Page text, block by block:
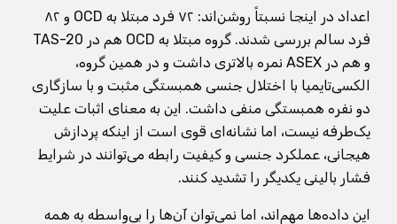
اعداد در اینجا نسبتاً روشن‌اند: ۷۲ فرد مبتلا به OCD و ۸۲
فرد سالم بررسی شدند. گروه مبتلا به OCD هم در TAS-20
و هم در ASEX نمره بالاتری داشت و در همین گروه،
الکسی‌تایمیا با اختلال جنسی همبستگی مثبت و با سازگاری
دو نفره همبستگی منفی داشت. این به معنای اثبات علیت
یک‌طرفه نیست، اما نشانه‌ای قوی است از اینکه پردازش
هیجانی، عملکرد جنسی و کیفیت رابطه می‌توانند در شرایط
فشار بالینی یکدیگر را تشدید کنند.
این داده‌ها مهم‌اند، اما نمی‌توان آن‌ها را بی‌واسطه به همه